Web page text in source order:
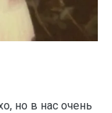
но в нас очень